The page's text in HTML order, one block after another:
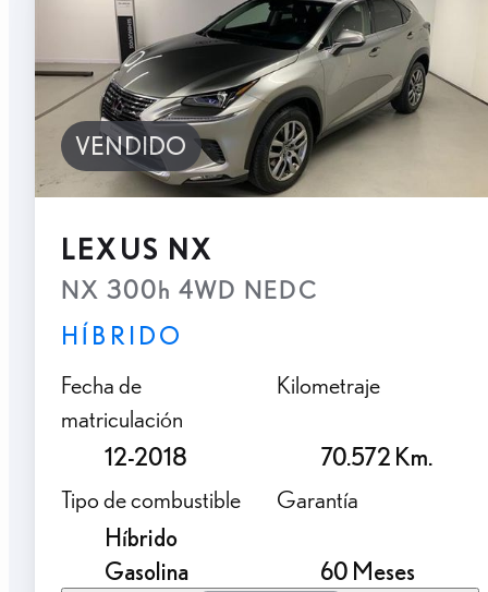
VENDIDO
LEXUS NX
NX 300h 4WD NEDC
HÍBRIDO
Fecha de
matriculación
12-2018
Kilometraje
70.572 Km.
Tipo de combustible
Híbrido
Gasolina
Garantía
60 Meses